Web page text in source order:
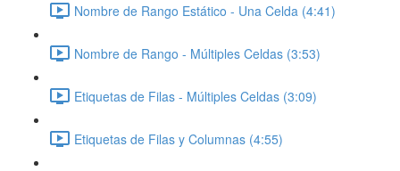
Nombre de Rango Estático - Una Celda (4:41)
Nombre de Rango - Múltiples Celdas (3:53)
Etiquetas de Filas - Múltiples Celdas (3:09)
Etiquetas de Filas y Columnas (4:55)